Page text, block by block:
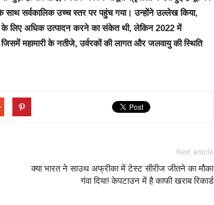
सर्वकालिक उच्च स्तर पर पहुंच गया। उन्होंने उल्लेख किया,
के लिए अधिक उत्पादन करने का संकेत थी, लेकिन 2022 में
महामारी के नतीजे, उर्वरकों की लागत और जलवायु की स्थिति
Next article
क्या भारत ने साउथ अफ्रीका में टेस्ट सीरीज जीतने का मौका
गंवा दिया! केपटाउन में है काफी खराब रिकार्ड